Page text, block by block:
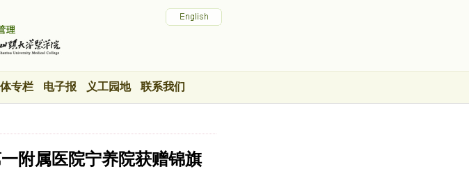
专栏 电子报 义工园地 联系我们
附属医院宁养院获赠锦旗